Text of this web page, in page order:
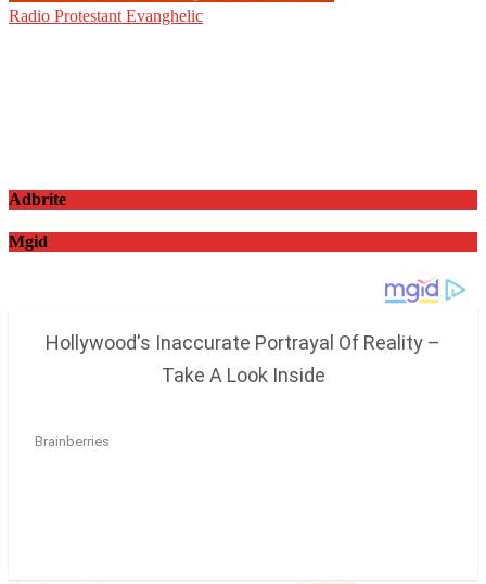
Radio Protestant Evanghelic
Adbrite
Mgid